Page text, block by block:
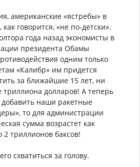
американские «ястребы» в
говорится, «не по-детски».
года назад экономисты в
президента Обамы
одним только
«Калибр» им придется
за ближайшие 15 лет, ни
триллиона долларов! А теперь
наши ракетные
то для администрации
сумма возрастет как
триллионов баксов!
схватиться за голову.